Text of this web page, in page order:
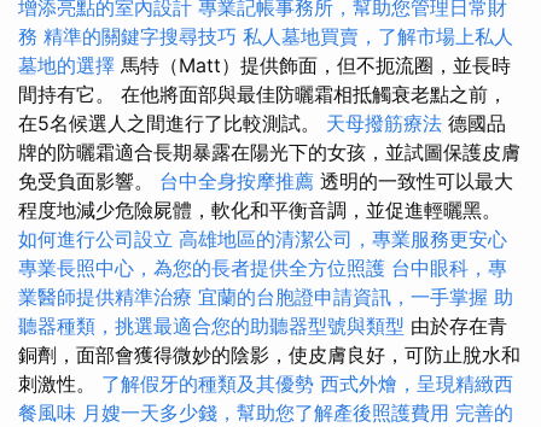
增添亮點的室內設計 專業記帳事務所，幫助您管理日常財
務 精準的關鍵字搜尋技巧 私人墓地買賣，了解市場上私人
墓地的選擇 馬特（Matt）提供飾面，但不扼流圈，並長時
間持有它。 在他將面部與最佳防曬霜相抵觸衰老點之前，
在5名候選人之間進行了比較測試。 天母撥筋療法 德國品
牌的防曬霜適合長期暴露在陽光下的女孩，並試圖保護皮膚
免受負面影響。 台中全身按摩推薦 透明的一致性可以最大
程度地減少危險屍體，軟化和平衡音調，並促進輕曬黑。
如何進行公司設立 高雄地區的清潔公司，專業服務更安心
專業長照中心，為您的長者提供全方位照護 台中眼科，專
業醫師提供精準治療 宜蘭的台胞證申請資訊，一手掌握 助
聽器種類，挑選最適合您的助聽器型號與類型 由於存在青
銅劑，面部會獲得微妙的陰影，使皮膚良好，可防止脫水和
刺激性。 了解假牙的種類及其優勢 西式外燴，呈現精緻西
餐風味 月嫂一天多少錢，幫助您了解產後照護費用 完善的